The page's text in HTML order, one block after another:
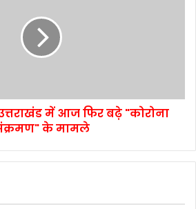
में आज फिर बढ़े "कोरोना
के मामले